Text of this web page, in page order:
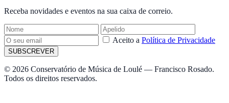
Receba novidades e eventos na sua caixa de correio.
Aceito a Política de Privacidade
SUBSCREVER
© 2026 Conservatório de Música de Loulé — Francisco Rosado.
Todos os direitos reservados.